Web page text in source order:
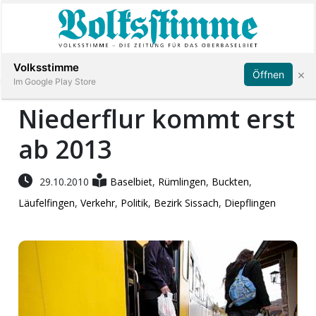
Immobilien
Veranstaltungen
App
Abonnieren Anmelden
Niederflur kommt erst
ab 2013
29.10.2010 Baselbiet, Rümlingen, Buckten,
Läufelfingen,Verkehr, Politik, Bezirk Sissach, Diepflingen
Volksstimme
Im Google Play Store
Öffnen ×